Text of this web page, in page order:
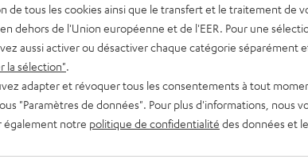
pour casque audio
de tous les cookies ainsi que le transfert et le traitement de
dehors de l'Union européenne et de l'EER. Pour une
aussi activer ou désactiver chaque catégorie séparément
la sélection"
adapter et révoquer tous les consentements à tout
"Paramètres de données". Pour plus d'informations, nous
également notre politique de confidentialité des données et